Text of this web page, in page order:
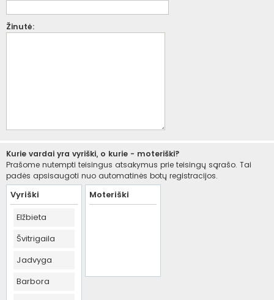
Žinutė:
Kurie vardai yra vyriški, o kurie - moteriški?
Prašome nutempti teisingus atsakymus prie teisingų sąrašo. Tai
padės apsisaugoti nuo automatinės botų registracijos.
Vyriški
Elžbieta
Švitrigaila
Jadvyga
Barbora
Moteriški